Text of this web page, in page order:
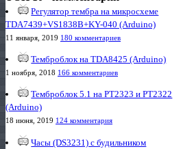
Регулятор тембра на микросхеме
TDA7439+VS1838B+KY-040 (Arduino)
11 января, 2019 180 комментариев
Темброблок на TDA8425 (Arduino)
1 ноября, 2018 166 комментариев
Темброблок 5.1 на PT2323 и PT2322
(Arduino)
18 июня, 2019 124 комментария
Часы (DS3231) с будильником